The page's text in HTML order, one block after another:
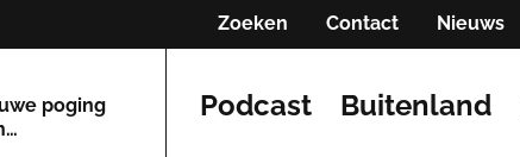
Zoeken Contact Nieuws
poging
Podcast Buitenland